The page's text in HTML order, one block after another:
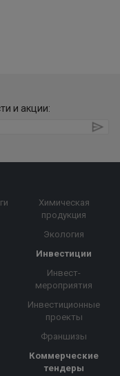
и акции:
Химическая
продукция
Экология
Инвестиции
Инвест-
мероприятия
Инвестиционные
проекты
Франшизы
Коммерческие
тендеры